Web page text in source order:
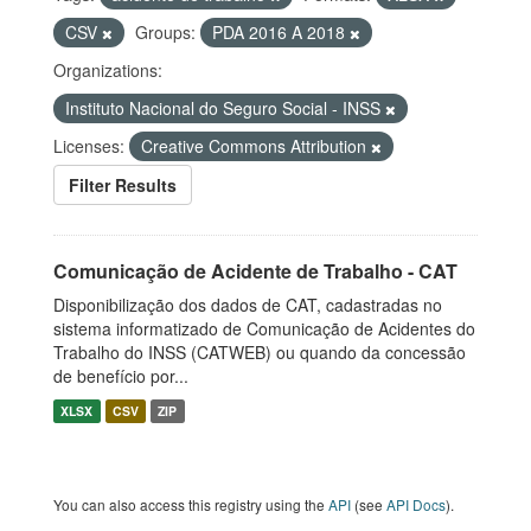
CSV
Groups:
PDA 2016 A 2018
Organizations:
Instituto Nacional do Seguro Social - INSS
Licenses:
Creative Commons Attribution
Filter Results
Comunicação de Acidente de Trabalho - CAT
Disponibilização dos dados de CAT, cadastradas no
sistema informatizado de Comunicação de Acidentes do
Trabalho do INSS (CATWEB) ou quando da concessão
de benefício por...
XLSX CSV ZIP
You can also access this registry using the API (see API Docs).